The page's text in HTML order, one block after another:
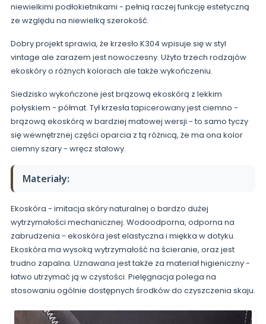
niewielkimi podłokietnikami - pełnią raczej funkcję estetyczną
ze względu na niewielką szerokość.
Dobry projekt sprawia, że krzesło K304 wpisuje się w styl
vintage ale zarazem jest nowoczesny. Użyto trzech rodzajów
ekoskóry o różnych kolorach ale także wykończeniu.
Siedzisko wykończone jest brązową ekoskórą z lekkim
połyskiem - półmat. Tył krzesła tapicerowany jest ciemno -
brązową ekoskórą w bardziej matowej wersji - to samo tyczy
się wewnętrznej części oparcia z tą różnicą, że ma ona kolor
ciemny szary - wręcz stalowy.
Materiały:
Ekoskóra - imitacja skóry naturalnej o bardzo dużej
wytrzymałości mechanicznej. Wodoodporna, odporna na
zabrudzenia - ekoskóra jest elastyczna i miękka w dotyku.
Ekoskóra ma wysoką wytrzymałość na ścieranie, oraz jest
trudno zapalna. Uznawana jest także za materiał higieniczny -
łatwo utrzymać ją w czystości. Pielęgnacja polega na
stosowaniu ogólnie dostępnych środków do czyszczenia skaju.